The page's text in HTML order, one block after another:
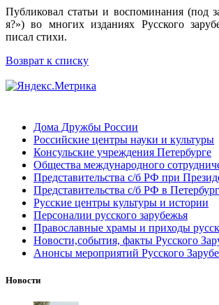
Публиковал статьи и воспоминания (под
я?») во многих изданиях Русского
писал стихи.
Возврат к списку
Дома Дружбы России
Российские центры науки и культуры
Консульские учреждения Петербурге
Общества международного
Представительства с/б РФ при
Представительства с/б РФ в
Русские центры культуры и истории
Персоналии русского зарубежья
Православные храмы и приходы
Новости,события, факты Русского
Анонсы мероприятий Русского
Новости